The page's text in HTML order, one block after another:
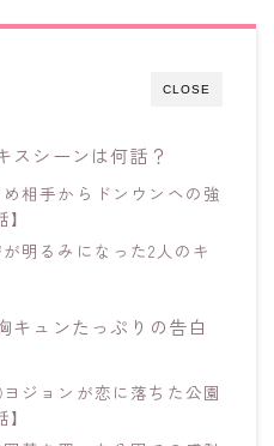
CLOSE
スシーンは何話？
相手からドンウンヘの強
明るみになった2人のキ
キュンたっぷりの告白
ジョンが恋に落ちた公園